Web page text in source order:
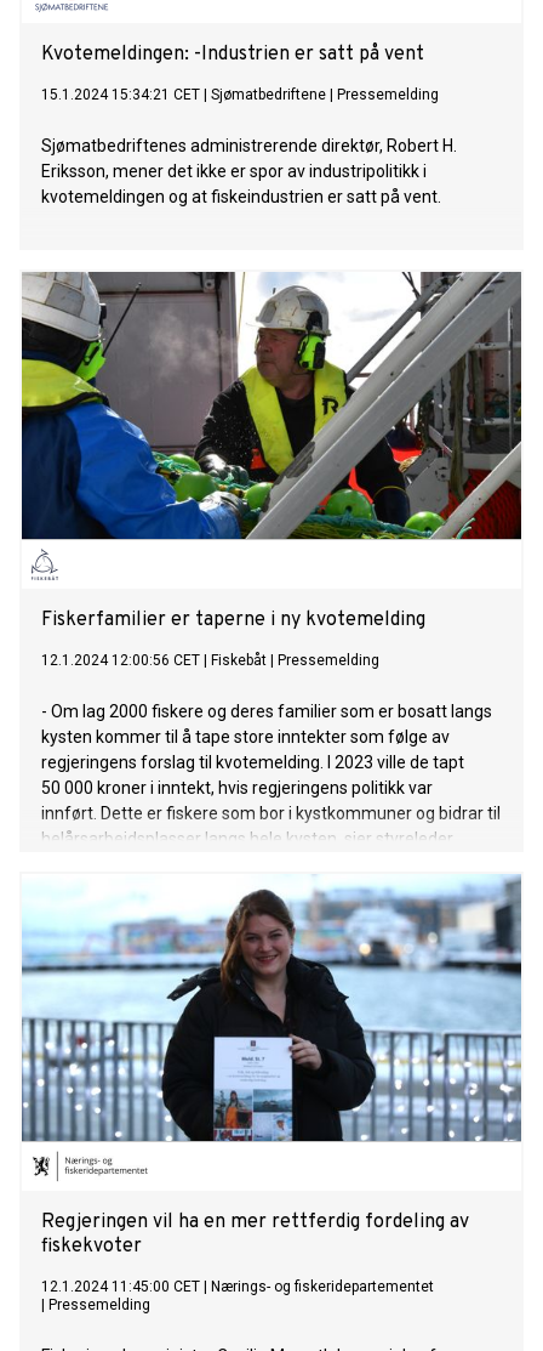
Kvotemeldingen: -Industrien er satt på vent
15.1.2024 15:34:21 CET Sjømatbedriftene Pressemelding
Sjømatbedriftenes administrerende direktør, Robert H.
Eriksson, mener det ikke er spor av industripolitikk i
kvotemeldingen og at fiskeindustrien er satt på vent.
Fiskerfamilier er taperne i ny kvotemelding
12.1.2024 12:00:56 CET Fiskebåt Pressemelding
- Om lag 2000 fiskere og deres familier som er bosatt langs
kysten kommer til å tape store inntekter som følge av
regjeringens forslag til kvotemelding. I 2023 ville de tapt
50 000 kroner i inntekt, hvis regjeringens politikk var
innført. Dette er fiskere som bor i kystkommuner og bidrar til
helårsarbeidsplasser langs hele kysten, sier styreleder
Regjeringen vil ha en mer rettferdig fordeling av
fiskekvoter
12.1.2024 11:45:00 CET
Nærings- og fiskeridepartementet
Pressemelding